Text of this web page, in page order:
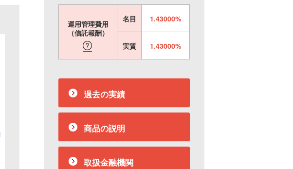
運用管理費用
（信託報酬）
名目 1.43000%
実質 1.43000%
過去の実績
商品の説明
取扱金融機関